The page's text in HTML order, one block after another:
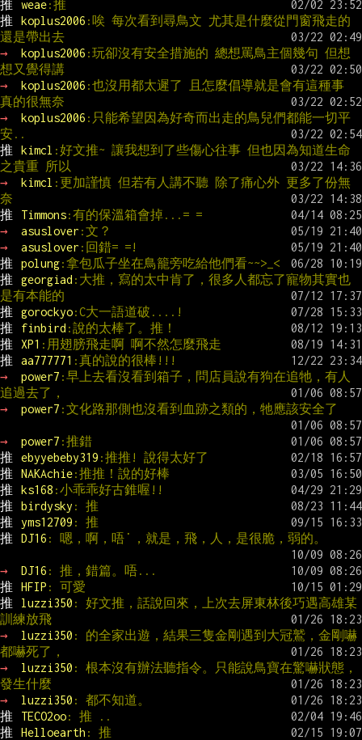
推 weae:推
推
koplus2006 :唉 每次看到尋鳥文 尤其是什麼從門窗飛走的
還是帶出去
→
koplus2006 :玩卻沒有安全措施的 總想罵鳥主個幾句 但想
想又覺得講
→
koplus2006 :也沒用都太遲了 且怎麼倡導就是會有這種事
真的很無奈
→
koplus2006 :只能希望因為好奇而出走的鳥兒們都能一切平
安..
推
kimcl :好文推~ 讓我想到了些傷心往事 但也因為知道生命
之貴重 所以
→
kimcl :更加謹慎 但若有人講不聽 除了痛心外 更多了份無
奈
推
Timmons:有的保溫箱會掉...= =
→
asuslover :文？
→
asuslover :回錯= =!
推
polung:拿包瓜子坐在鳥籠旁吃給他們看~~>_<
推
georgiad :大推，寫的太中肯了，很多人都忘了寵物其實也
是有本能的
推
gorockyo:C大一語道破....!
推
finbird :說的太棒了。推！
推
XP1 :用翅膀飛走啊 啊不然怎麼飛走
推
aa777771 :真的說的很棒!!!
→
power7 :早上去看沒看到箱子，問店員說有狗在追牠，有人
追過去了，
→
power7 :文化路那側也沒看到血跡之類的，牠應該安全了
→ power7 :推錯
推
ebyyebeby319 :推推! 說得太好了
推
NAKAchie:推推！說的好棒
推
ks168 :小乖乖好古錐喔!!
推
birdysky : 推
推
yms12709 : 推
推
DJ16 : 嗯，啊，唔˙，就是，飛，人，是很脆，弱的。
→ DJ16 : 推，錯篇。唔...
推
HFIP : 可愛
推
luzzi350 : 好文推，話說回來，上次去屏東林後巧遇高雄某
訓練放飛
→
luzzi350 : 的全家出遊，結果三隻金剛遇到大冠鷲，金剛嚇
都嚇死了，
→
luzzi350 : 根本沒有辦法聽指令。只能說鳥寶在驚嚇狀態，
發生什麼
→
luzzi350 : 都不知道。
推
TECO2oo: 推 ..
推
Helloearth : 推